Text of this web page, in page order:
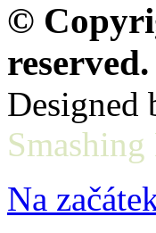
©
reserved.
Designed
Na